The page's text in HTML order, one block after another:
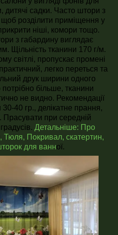
садки. Часто штори з
розділити приміщення у
ніші, комори тощо.
з габардину виглядає
Щільність тканини 170 г/м.
світлі, пропускає промені
легко переться та
друк ширини одного
більше, тканини
не видно. Рекомендації
40 гр., делікатне прання,
Прасувати при середній
Детальніше: Про
Покривал, скатертин,
для ванної.